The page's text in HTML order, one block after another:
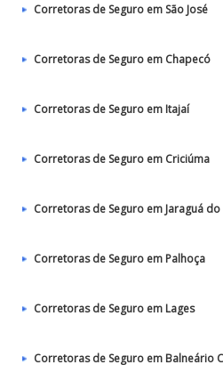
Corretoras de Seguro em São José
Corretoras de Seguro em Chapecó
Corretoras de Seguro em Itajaí
Corretoras de Seguro em Criciúma
Corretoras de Seguro em Jaraguá do
Corretoras de Seguro em Palhoça
Corretoras de Seguro em Lages
Corretoras de Seguro em Balneário